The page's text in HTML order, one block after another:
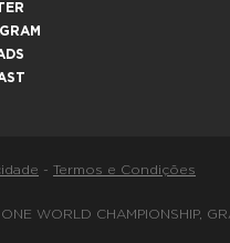
- Termos e Condições
WORLD CHAMPIONSHIP,